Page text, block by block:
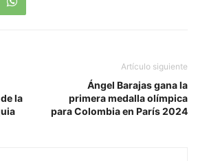
la
Artículo siguiente
Ángel Barajas gana la
primera medalla olímpica
para Colombia en París 2024